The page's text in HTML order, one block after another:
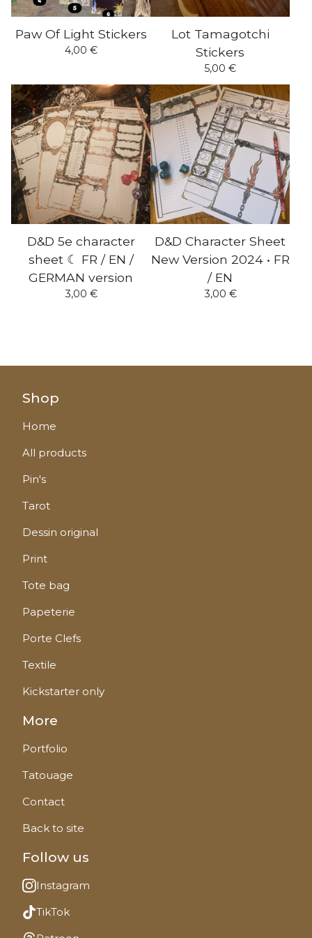
Paw Of Light Stickers
4,00 €
Lot Tamagotchi
Stickers
5,00 €
D&D 5e character
sheet ☾ FR / EN /
GERMAN version
3,00 €
D&D Character Sheet
New Version 2024 • FR
/ EN
3,00 €
Shop
Home
All products
Pin's
Tarot
Dessin original
Print
Tote bag
Papeterie
Porte Clefs
Textile
Kickstarter only
More
Portfolio
Tatouage
Contact
Back to site
Follow us
Instagram
TikTok